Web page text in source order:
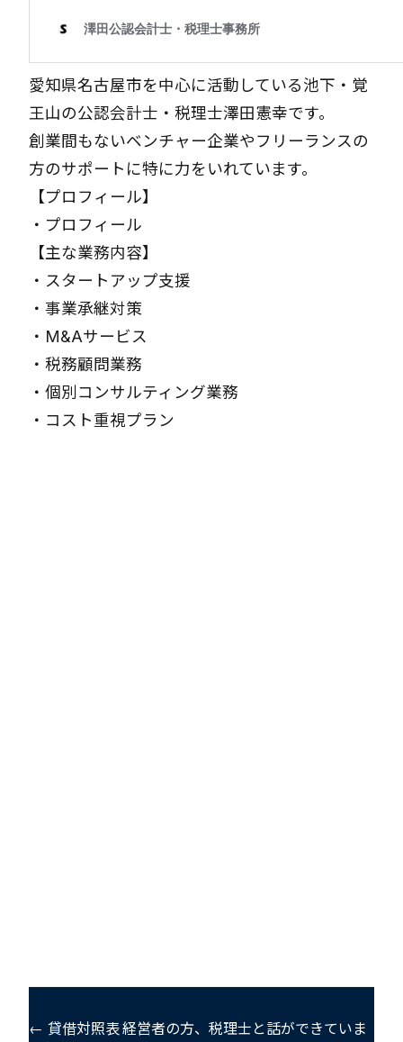
愛知県名古屋市を中心に活動している池下・覚
王山の公認会計士・税理士澤田憲幸です。
創業間もないベンチャー企業やフリーランスの
方のサポートに特に力をいれています。
【プロフィール】
・ プロフィール
【主な業務内容】
・ スタートアップ支援
・ 事業承継対策
・ M&Aサービス
・ 税務顧問業務
・ 個別コンサルティング業務
・ コスト重視プラン
← 貸借対照表経営者の方、税理士と話ができていま